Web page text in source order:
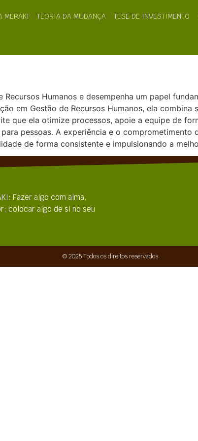
MERAKI TEORIA DA MUDANÇA TESE DE INVESTIMENTO
Humanos e desempenha um papel
em Gestão de Recursos Humanos, ela
que ela otimize processos, apoie a equipe de
pessoas. A experiência e o comprometimento
de forma consistente e impulsionando a
Fazer algo com alma,
colocar algo de si no seu
© 2025 Todos os direitos reservados